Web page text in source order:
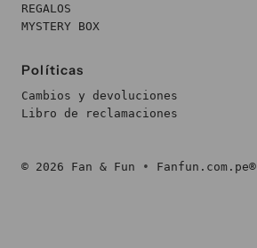
REGALOS
MYSTERY BOX
Políticas
Cambios y devoluciones
Libro de reclamaciones
© 2026 Fan & Fun • Fanfun.com.pe®